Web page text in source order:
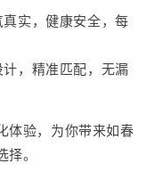
实，健康安全，每
，精准匹配，无漏
体验，为你带来如春
。